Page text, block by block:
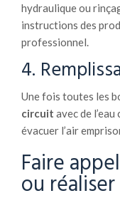
hydraulique ou
instructions des
professionnel.
4.
Une fois toutes les
circuit avec de
évacuer l’air
Faire
ou